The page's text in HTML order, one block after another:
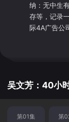
纳：无中生
存等，记录
际4A广告公
吴文芳：40小
第01集 第